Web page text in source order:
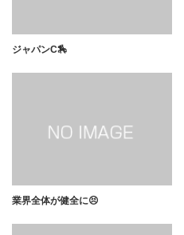
ジャパンC🏇
業界全体が健全に😣